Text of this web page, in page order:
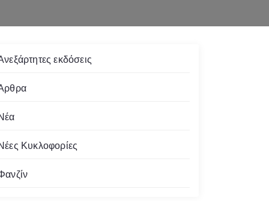
εκδόσεις
Κυκλοφορίες